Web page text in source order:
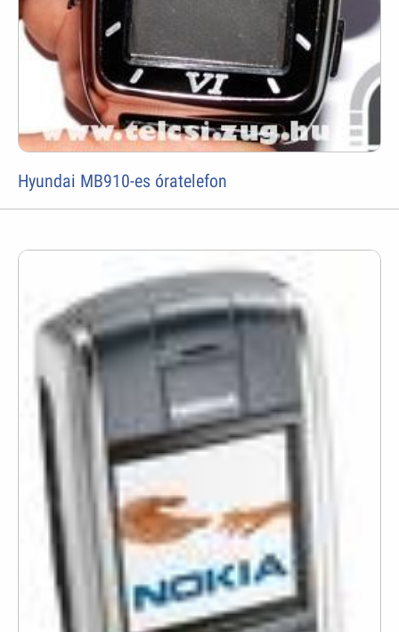
Hyundai MB910-es óratelefon